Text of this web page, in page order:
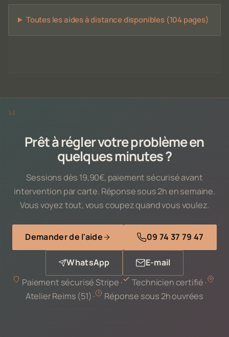
Toutes les aides à distance disponibles (104 pages)
Prêt à régler votre problème en
quelques minutes ?
Sessions dès 19,90€, paiement sécurisé avant
intervention par carte. Réponse sous 2h en semaine.
Vous voyez tout, vous coupez quand vous voulez.
Demander de l'aide 09 74 37 79 47
WhatsApp
E-mail
Paiement sécurisé Stripe ·
Technicien certifié ·
Atelier Reims (51) ·
Réponse sous 2h ouvrées